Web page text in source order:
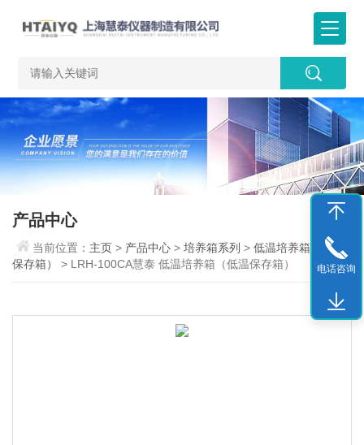
产品中心
当前位置： 主页> 产品中心 >培养箱系列 >低温培养箱（低温
保存箱）
> LRH-100CA慧泰 低温培养箱（低温保存箱） 电话咨询